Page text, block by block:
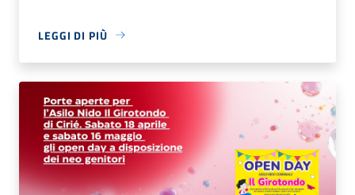
LEGGI DI PIÙ